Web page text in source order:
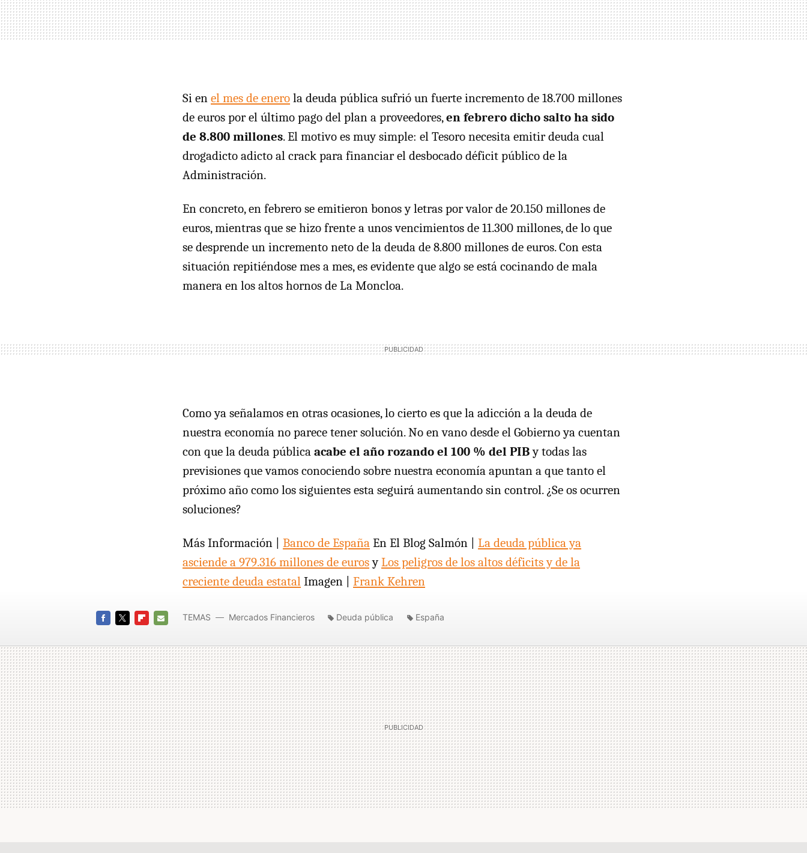
Si en el mes de enero la deuda pública sufrió un fuerte incremento de 18.700 millones
de euros por el último pago del plan a proveedores,en febrero dicho salto ha sido
de 8.800 millones. El motivo es muy simple: el Tesoro necesita emitir deuda cual
drogadicto adicto al crack para financiar el desbocado déficit público de la
Administración.
En concreto, en febrero se emitieron bonos y letras por valor de 20.150 millones de
euros, mientras que se hizo frente a unos vencimientos de 11.300 millones, de lo que
se desprende un incremento neto de la deuda de 8.800 millones de euros. Con esta
situación repitiéndose mes a mes, es evidente que algo se está cocinando de mala
manera en los altos hornos de La Moncloa.
Como ya señalamos en otras ocasiones, lo cierto es que la adicción a la deuda de
nuestra economía no parece tener solución. No en vano desde el Gobierno ya cuentan
con que la deuda pública acabe el año rozando el 100 % del PIBy todas las
previsiones que vamos conociendo sobre nuestra economía apuntan a que tanto el
próximo año como los siguientes esta seguirá aumentando sin control. ¿Se os ocurren
soluciones?
Más Información | Banco de España En El Blog Salmón | La deuda pública ya
asciende a 979.316 millones de eurosyLos peligros de los altos déficits y de la
creciente deuda estatal Imagen | Frank Kehren
MAIL
TEMAS Mercados Financieros Deuda pública España